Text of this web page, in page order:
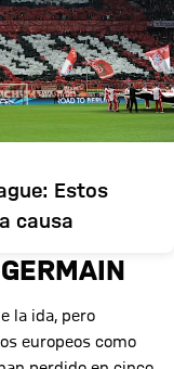
Estos
causa
la ida, pero
europeos como